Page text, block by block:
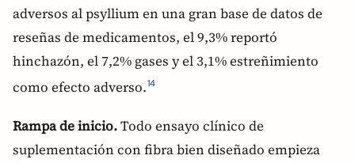
adversos al psyllium en una gran base de datos de
reseñas de medicamentos, el 9,3% reportó
hinchazón, el 7,2% gases y el 3,1% estreñimiento
como efecto adverso.14
Rampa de inicio.Todo ensayo clínico de
suplementación con fibra bien diseñado empieza